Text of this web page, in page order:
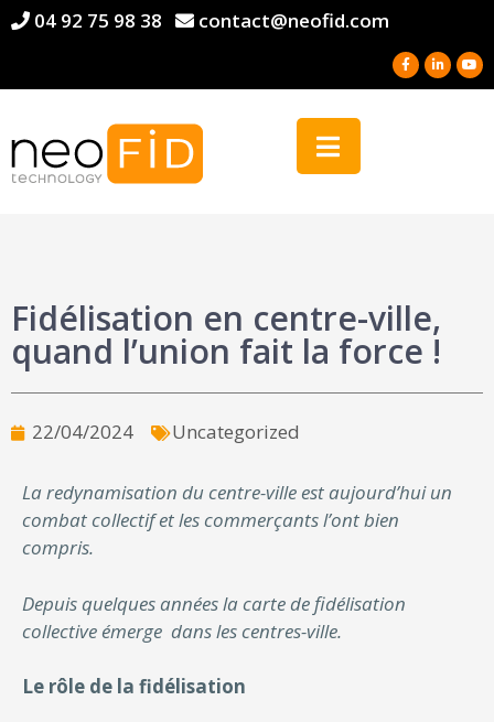
04 92 75 98 38 contact@neofid.com
Fidélisation en centre-ville,
quand l’union fait la force !
22/04/2024 Uncategorized
La redynamisation du centre-ville est aujourd’hui un
combat collectif et les commerçants l’ont bien
compris.
Depuis quelques années la carte de fidélisation
collective émerge dans les centres-ville.
Le rôle de la fidélisation